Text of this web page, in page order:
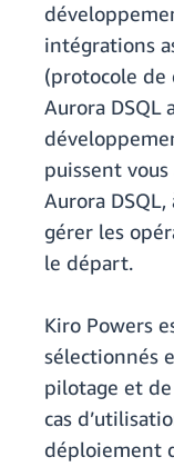
intégrations
(protocole de
Aurora DSQL
puissent
Aurora
gérer les
le départ.
Kiro Powers
sélectionnés
pilotage et de
cas
déploiement